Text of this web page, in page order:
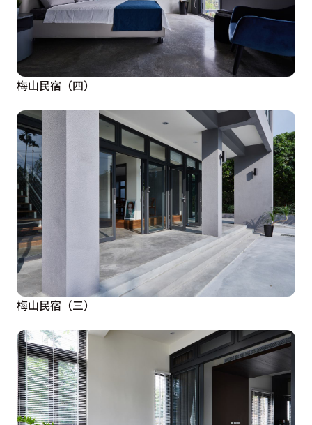
梅山民宿（四）
梅山民宿（三）